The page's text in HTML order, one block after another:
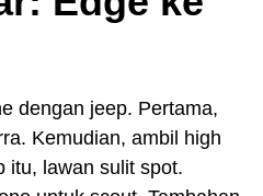
dengan jeep. Pertama,
Kemudian, ambil high
itu, lawan sulit spot.